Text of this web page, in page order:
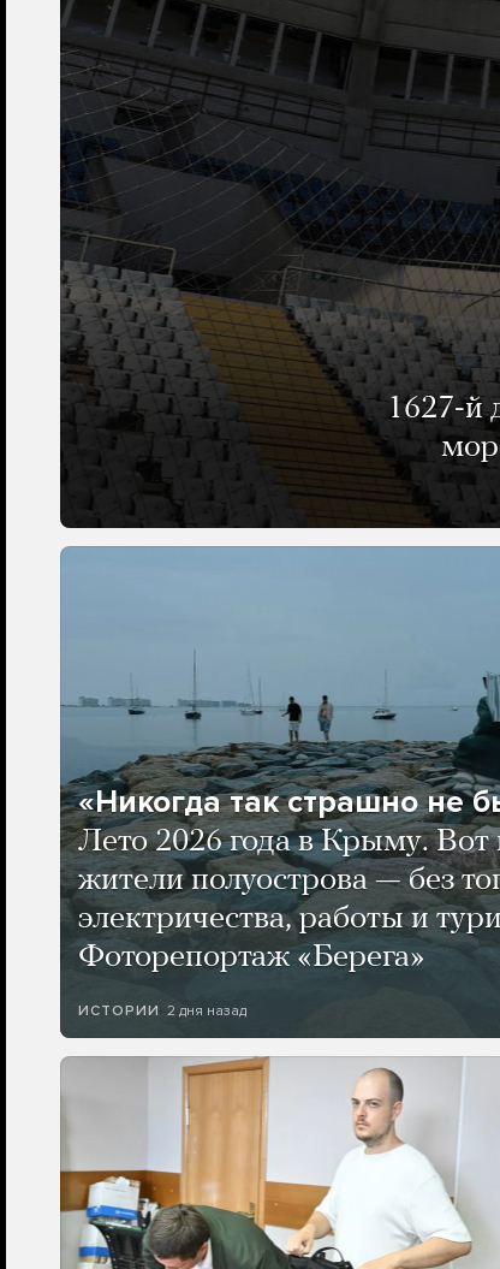
1627-й
«Никогда так страшно не
Лето 2026 года в Крыму. Вот
жители полуострова — без
электричества, работы и
Фоторепортаж «Берега»
ИСТОРИИ 2 дня назад